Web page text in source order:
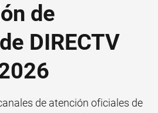
de
DIRECTV
de atención oficiales de